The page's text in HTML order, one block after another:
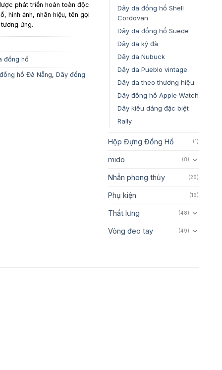
phát triển hoàn toàn độc
hình ảnh, nhãn hiệu, tên gọi
ứng.
đồng hồ
hồ Đà Nẵng, Dây đồng
Dây da đồng hồ Shell
Cordovan
Dây da đồng hồ Suede
Dây da kỳ đà
Dây da Nubuck
Dây da Pueblo vintage
Dây da theo thương hiệu
Dây đồng hồ Apple Watch
Dây kiểu dáng đặc biệt
Rally
Hộp Đựng Đồng Hồ (1)
mido (8)
Nhẫn phong thủy (26)
Phụ kiện (16)
Thắt lưng (48)
Vòng đeo tay (49)